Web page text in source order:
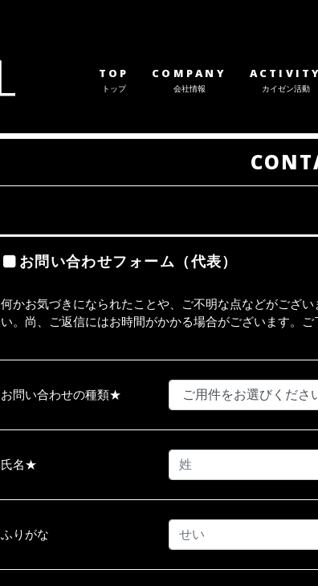
TOP
トップ
COMPANY
会社情報
ACTIVITY
カイゼン活動
お問い合わせフォーム（代表）
何かお気づきになられたことや、ご不明な点などがござ
い。尚、ご返信にはお時間がかかる場合がございます。ご
お問い合わせの種類★
氏名★
ふりがな